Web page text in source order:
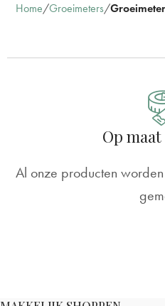
Home Groeimeters
Op
Al onze producten